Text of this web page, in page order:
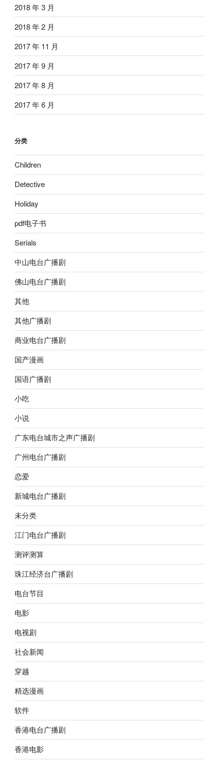
2018 年 3 月
2018 年 2 月
2017 年 11 月
2017 年 9 月
2017 年 8 月
2017 年 6 月
分类
Children
Detective
Holiday
pdf电子书
Serials
中山电台广播剧
佛山电台广播剧
其他
其他广播剧
商业电台广播剧
国产漫画
国语广播剧
小吃
小说
广东电台城市之声广播剧
广州电台广播剧
恋爱
新城电台广播剧
未分类
江门电台广播剧
测评测算
珠江经济台广播剧
电台节目
电影
电视剧
社会新闻
穿越
精选漫画
软件
香港电台广播剧
香港电影